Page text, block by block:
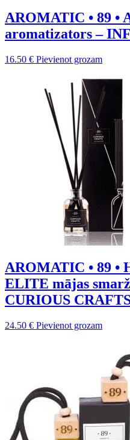
AROMATIC • 89 •
aromatizators –
16.50 € Pievienot grozam
AROMATIC • 89 •
ELITE mājas
CURIOUS
24.50 € Pievienot grozam